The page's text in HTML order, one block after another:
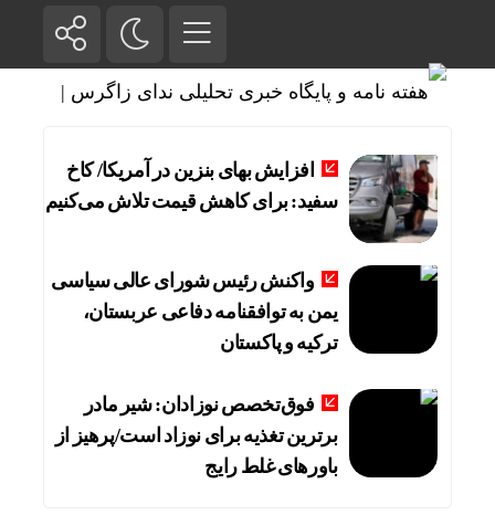
افزایش بهای بنزین در آمریکا/ کاخ
سفید: برای کاهش قیمت تلاش می‌کنیم
واکنش رئیس شورای عالی سیاسی
یمن به توافقنامه دفاعی عربستان،
ترکیه و پاکستان
فوق‌تخصص نوزادان: شیر مادر
برترین تغذیه برای نوزاد است/پرهیز از
باورهای غلط رایج